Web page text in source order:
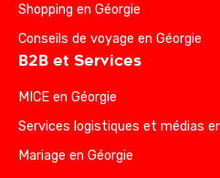
Shopping en Géorgie
Conseils de voyage en Géorgie
B2B et Services
MICE en Géorgie
Services logistiques et médias
Mariage en Géorgie